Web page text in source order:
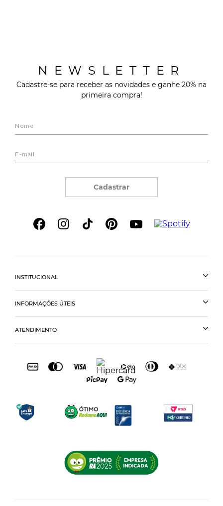
NEWSLETTER
Cadastre-se para receber as novidades e ganhe 20% na
primeira compra!
Cadastrar
INSTITUCIONAL
INFORMAÇÕES ÚTEIS
ATENDIMENTO